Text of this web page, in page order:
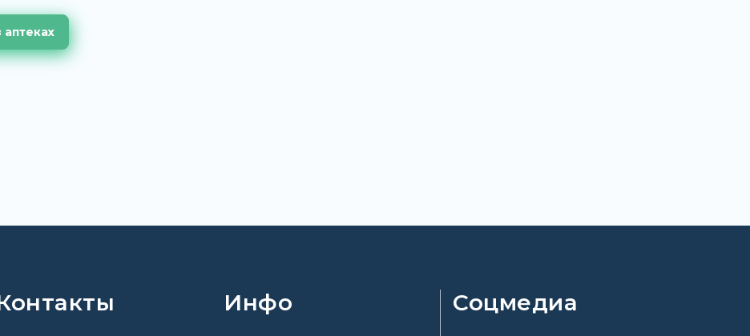
аптеках
Инфо Соцмедиа